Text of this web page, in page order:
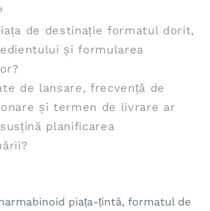
de destinație formatul dorit,
și formularea
de lansare, frecvență de
și termen de livrare ar
planificarea
piața-țintă, formatul de